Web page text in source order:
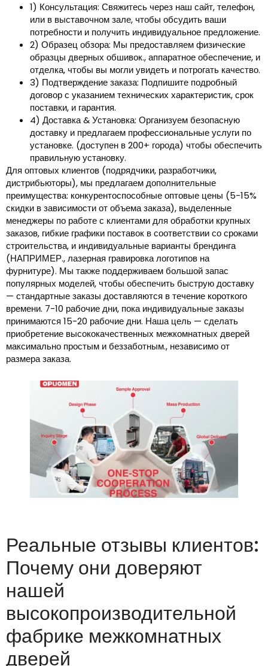
1) Консультация: Свяжитесь через наш сайт, телефон,
или в выставочном зале, чтобы обсудить ваши
потребности и получить индивидуальное предложение.
2) Образец обзора: Мы предоставляем физические
образцы дверных обшивок., аппаратное обеспечение, и
отделка, чтобы вы могли увидеть и потрогать качество.
3) Подтверждение заказа: Подпишите подробный
договор с указанием технических характеристик, срок
поставки, и гарантия.
4) Доставка & Установка: Организуем безопасную
доставку и предлагаем профессиональные услуги по
установке. (доступен в 200+ города) чтобы обеспечить
правильную установку.
Для оптовых клиентов (подрядчики, разработчики,
дистрибьюторы), мы предлагаем дополнительные
преимущества: конкурентоспособные оптовые цены (5-15%
скидки в зависимости от объема заказа), выделенные
менеджеры по работе с клиентами для обработки крупных
заказов, гибкие графики поставок в соответствии со сроками
строительства, и индивидуальные варианты брендинга
(НАПРИМЕР., лазерная гравировка логотипов на
фурнитуре). Мы также поддерживаем большой запас
популярных моделей, чтобы обеспечить быструю доставку
— стандартные заказы доставляются в течение короткого
времени. 7-10 рабочие дни, пока индивидуальные заказы
принимаются 15-20 рабочие дни. Наша цель — сделать
приобретение высококачественных межкомнатных дверей
максимально простым и беззаботным., независимо от
размера заказа.
Реальные отзывы клиентов:
Почему они доверяют
нашей
высокопроизводительной
фабрике межкомнатных
дверей